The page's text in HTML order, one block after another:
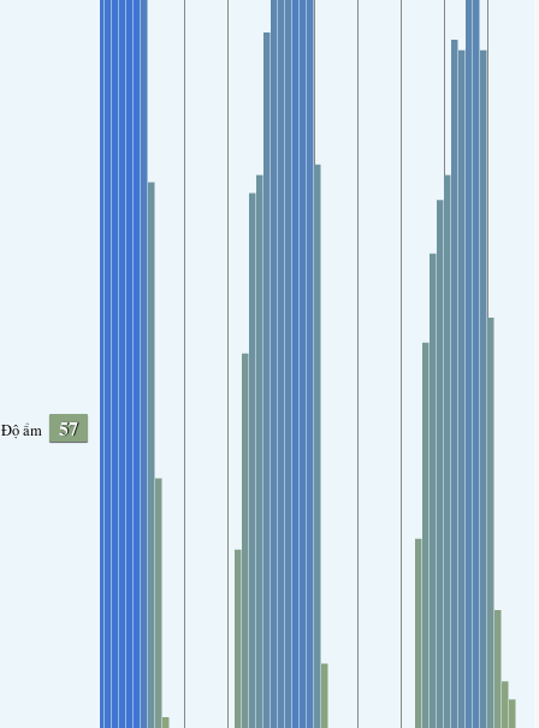
Độ ẩm 57